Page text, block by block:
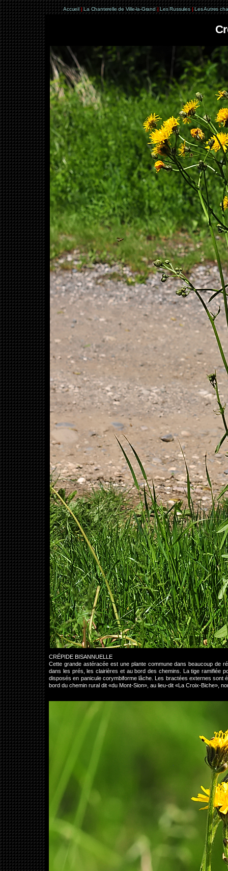
Accueil | La Chanterelle de Ville-la-Grand | Les Russules | Les Autres
CRÉPIDE BISANNUELLE
Cette grande astéracée est une plante commune dans beaucoup de
dans les prés, les clairières et au bord des chemins. La tige ramifiée
disposés en panicule corymbiforme lâche. Les bractées externes sont
bord du chemin rural dit «du Mont-Sion», au lieu-dit «La Croix-Biche»,